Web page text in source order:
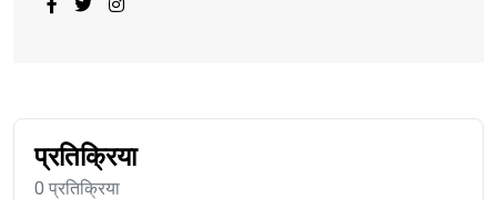
प्रतिक्रिया
0 प्रतिक्रिया